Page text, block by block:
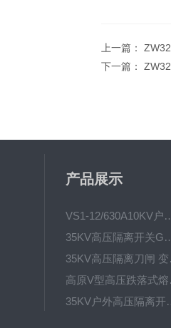
上一篇：
下一篇：
产品展示
VS1-12/630A10KV
35KV高压隔离开关
高
35KV户外